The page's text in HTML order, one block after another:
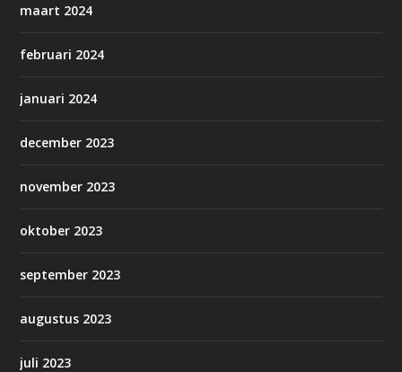
maart 2024
februari 2024
januari 2024
december 2023
november 2023
oktober 2023
september 2023
augustus 2023
juli 2023